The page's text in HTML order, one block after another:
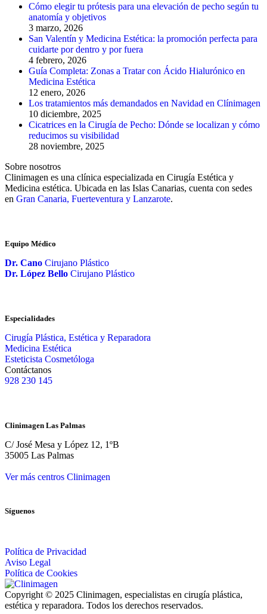
Cómo elegir tu prótesis para una elevación de pecho según tu
anatomía y objetivos
3 marzo, 2026
San Valentín y Medicina Estética: la promoción perfecta para
cuidarte por dentro y por fuera
4 febrero, 2026
Guía Completa: Zonas a Tratar con Ácido Hialurónico en
Medicina Estética
12 enero, 2026
Los tratamientos más demandados en Navidad en Clínimagen
10 diciembre, 2025
Cicatrices en la Cirugía de Pecho: Dónde se localizan y cómo
reducimos su visibilidad
28 noviembre, 2025
Sobre nosotros
Clinimagen es una clínica especializada en Cirugía Estética y
Medicina estética. Ubicada en las Islas Canarias, cuenta con sedes
en Gran Canaria, Fuerteventura y Lanzarote.
Equipo Médico
Dr. Cano Cirujano Plástico
Dr. López Bello Cirujano Plástico
Especialidades
Cirugía Plástica, Estética y Reparadora
Medicina Estética
Esteticista Cosmetóloga
Contáctanos
928 230 145
Clinimagen Las Palmas
C/ José Mesa y López 12, 1ºB
35005 Las Palmas
Ver más centros Clinimagen
Síguenos
Política de Privacidad
Aviso Legal
Política de Cookies
Copyright © 2025 Clinimagen, especialistas en cirugía plástica,
estética y reparadora. Todos los derechos reservados.